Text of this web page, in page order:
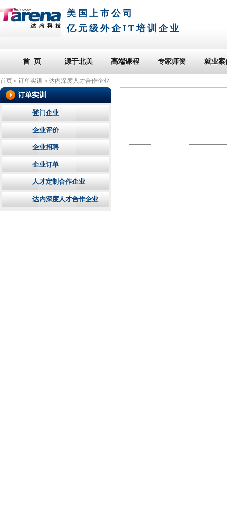
美国上市公司
亿元级外企IT培训企业
首 页 源于北美 高端课程 专家师资 就业案
首页 » 订单实训 » 达内深度人才合作企业
订单实训
登门企业
企业评价
企业招聘
企业订单
人才定制合作企业
达内深度人才合作企业